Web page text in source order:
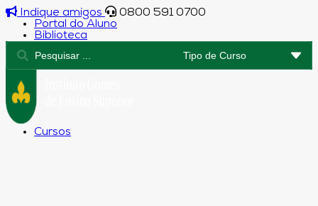
Indique amigos
0800 591 0700
Portal do Aluno
Biblioteca
Cursos